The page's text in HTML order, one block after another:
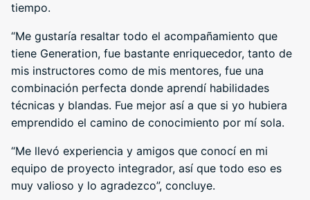
tiempo.
“Me gustaría resaltar todo el acompañamiento que
tiene Generation, fue bastante enriquecedor, tanto de
mis instructores como de mis mentores, fue una
combinación perfecta donde aprendí habilidades
técnicas y blandas. Fue mejor así a que si yo hubiera
emprendido el camino de conocimiento por mí sola.
“Me llevó experiencia y amigos que conocí en mi
equipo de proyecto integrador, así que todo eso es
muy valioso y lo agradezco”, concluye.